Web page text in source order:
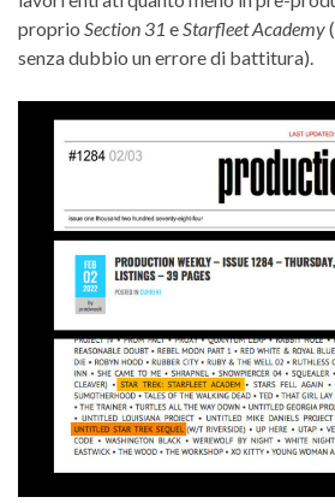
proprio Section 31 e Starfleet Academy
senza dubbio un errore di battitura).